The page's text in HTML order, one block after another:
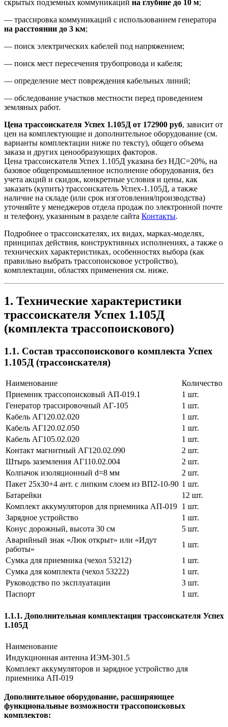
скрытых подземных коммуникаций на глубине до 10 м;
— трассировка коммуникаций с использованием генератора
на расстоянии до 3 км;
— поиск электрических кабелей под напряжением;
— поиск мест пересечения трубопровода и кабеля;
— определение мест повреждения кабельных линий;
— обследование участков местности перед проведением
земляных работ.
Цена трассоискателя Успех 1.105Д от 172900 руб, зависит от
цен на комплектующие и дополнительное оборудование (см.
варианты комплектации ниже по тексту), общего объема
заказа и других ценообразующих факторов.
Цена трассоискателя Успех 1.105Д указана без НДС=20%, на
базовое общепромышленное исполнение оборудования, без
учета акций и скидок, конкретные условия и цены, как
заказать (купить) трассоискатель Успех-1.105Д, а также
наличие на складе (или срок изготовления/производства)
уточняйте у менеджеров отдела продаж по электронной почте
и телефону, указанным в разделе сайта Контакты.
Подробнее о трассоискателях, их видах, марках-моделях,
принципах действия, конструктивных исполнениях, а также о
технических характеристиках, особенностях выбора (как
правильно выбрать трассопоисковое устройство),
комплектации, областях применения см. ниже.
1. Технические характеристики
трассоискателя Успех 1.105Д
(комплекта трассопоискового)
1.1. Состав трассопоискового комплекта Успех
1.105Д (трассоискателя)
Наименование
Количество
Приемник трассопоисковый АП-019.1
1 шт.
Генератор трассировочный АГ-105
1 шт.
Кабель АГ120.02.020
1 шт.
Кабель АГ120.02.050
1 шт.
Кабель АГ105.02.020
1 шт.
Контакт магнитный АГ120.02.090
2 шт.
Штырь заземления АГ110.02.004
2 шт.
Колпачок изоляционный d=8 мм
2 шт.
Пакет 25х30+4 ант. с липким слоем из ВП2-10-90 1 шт.
Батарейки
12 шт.
Комплект аккумуляторов для приемника АП-019 1 шт.
Зарядное устройство
1 шт.
Конус дорожный, высота 30 см
5 шт.
Аварийный знак «Люк открыт» или «Идут
работы»
1 шт.
Сумка для приемника (чехол 53212)
1 шт.
Сумка для комплекта (чехол 53222)
1 шт.
Руководство по эксплуатации
3 шт.
Паспорт
1 шт.
1.1.1. Дополнительная комплектация трассоискателя Успех
1.105Д
Наименование
Индукционная антенна ИЭМ-301.5
Комплект аккумуляторов и зарядное устройство для
приемника АП-019
Дополнительное оборудование, расширяющее
функциональные возможности трассопоисковых
комплектов: